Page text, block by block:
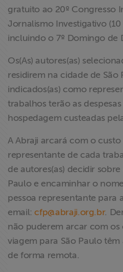
gratuito ao 20º Congresso
Jornalismo Investigativo
incluindo o 7º Domingo de
Os(As) autores(as)
residirem na cidade de São
indicados(as) como
trabalhos terão as
hospedagem custeadas
A Abraji arcará com o custo
representante de cada
de autores(as) decidir
Paulo e encaminhar o
pessoa representante para
email:cfp@abraji.org.br.
não puderem arcar com os
viagem para São Paulo
de forma remota.